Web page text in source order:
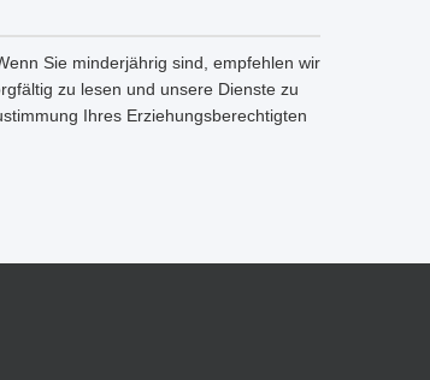
Sie minderjährig sind, empfehlen wir
zu lesen und unsere Dienste zu
Ihres Erziehungsberechtigten